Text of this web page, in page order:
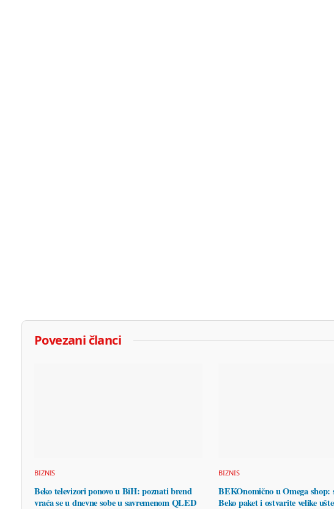
Povezani članci
BIZNIS
Beko televizori ponovo u BiH: poznati brend
vraća se u dnevne sobe u savremenom QLED
BIZNIS
BEKOnomično u Omega shop:
Beko paket i ostvarite velike